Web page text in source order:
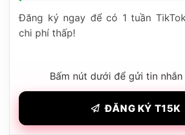
Đăng ký ngay để có 1 tuần
chi phí thấp!
Bấm nút dưới để gửi tin
ĐĂNG KÝ T15K